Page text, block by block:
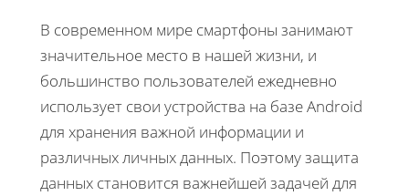
В современном мире смартфоны занимают
значительное место в нашей жизни, и
большинство пользователей ежедневно
использует свои устройства на базе Android
для хранения важной информации и
различных личных данных. Поэтому защита
данных становится важнейшей задачей для